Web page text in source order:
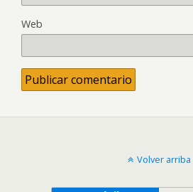
Web
Volver arriba